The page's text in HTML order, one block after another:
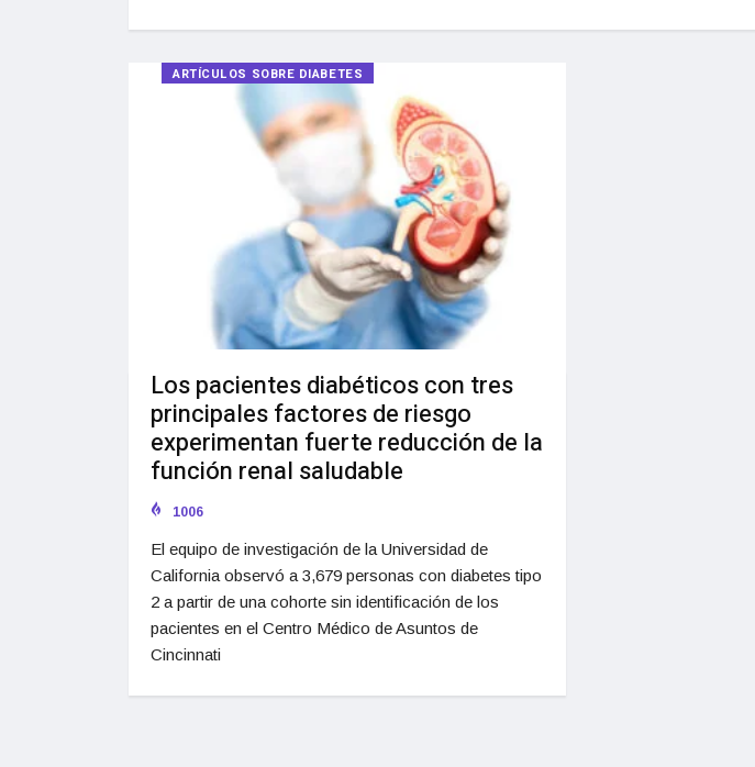
ARTÍCULOS SOBRE DIABETES
Los pacientes diabéticos con tres
principales factores de riesgo
experimentan fuerte reducción de la
función renal saludable
1006
El equipo de investigación de la Universidad de
California observó a 3,679 personas con diabetes tipo
2 a partir de una cohorte sin identificación de los
pacientes en el Centro Médico de Asuntos de
Cincinnati